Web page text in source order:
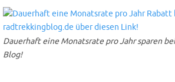
Dauerhaft eine Monatsrate pro Jahr sparen
Blog!